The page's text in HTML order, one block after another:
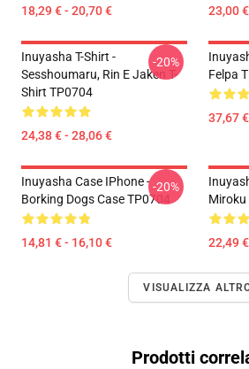
18,29 € - 20,70 € 23,00
Inuyasha T-Shirt -
Sesshoumaru, Rin E Jaken T-
Shirt TP0704
24,38 € - 28,06 €
-20%
Felpa
37,67
Inuyasha Case IPhone -
Borking Dogs Case TP0704
14,81 € - 16,10 €
-20%
Miroku
22,49 €
VISUALIZZA
Prodotti